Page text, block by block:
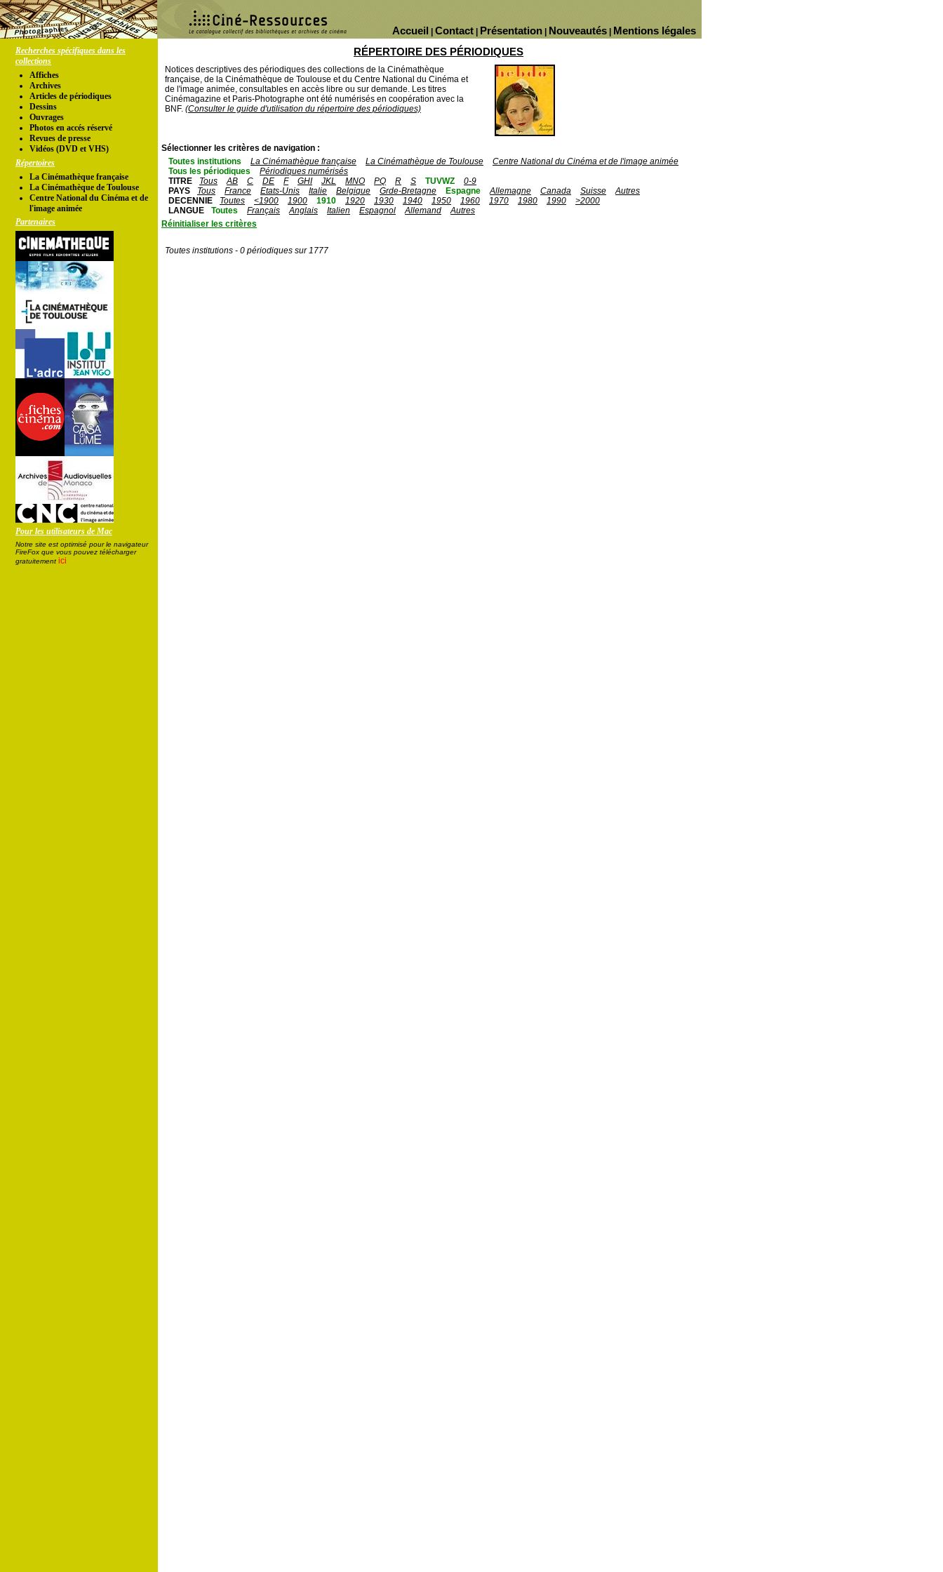
Mentions légales
Nouveautés
Présentation
Contact
Accueil
Recherches spécifiques dans les
collections
Affiches
Archives
Articles de périodiques
Dessins
Ouvrages
Photos en accés réservé
Revues de presse
Vidéos (DVD et VHS)
Répertoires
La Cinémathèque française
La Cinémathèque de Toulouse
Centre National du Cinéma et de
l'image animée
Partenaires
Pour les utilisateurs de Mac
Notre site est optimisé pour le navigateur
FireFox que vous pouvez télécharger
gratuitement ici
RÉPERTOIRE DES PÉRIODIQUES
Notices descriptives des périodiques des collections de la Cinémathèque
française, de la Cinémathèque de Toulouse et du Centre National du Cinéma et
de l'image animée, consultables en accès libre ou sur demande. Les titres
Cinémagazine et Paris-Photographe ont été numérisés en coopération avec la
BNF. (Consulter le guide d'utilisation du répertoire des périodiques)
Sélectionner les critères de navigation :
Toutes institutions
La Cinémathèque française La Cinémathèque de Toulouse
Centre National du Cinéma et de l'image animée
Tous les périodiques
Périodiques numérisés
TITRE
Tous AB C DE F GHI JKL MNO PQ R S TUVWZ
0-9
PAYS
Tous France Etats-Unis Italie Belgique Grde-Bretagne Espagne Allemagne Canada Suisse
Autres
DECENNIE
Toutes <1900 1900 1910 1920 1930 1940 1950 1960 1970 1980 1990
>2000
LANGUE
Toutes Français Anglais Italien Espagnol Allemand
Autres
Réinitialiser les critères
Toutes institutions - 0 périodiques sur 1777